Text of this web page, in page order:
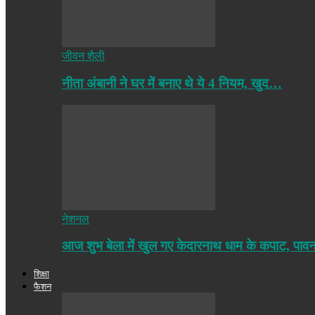
जीवन शैली
नीता अंबानी ने घर में बनाए थे ये 4 नियम, खुद…
नेशनल
आज शुभ बेला में खुल गए केदारनाथ धाम के कपाट,
शिक्षा
फैशन